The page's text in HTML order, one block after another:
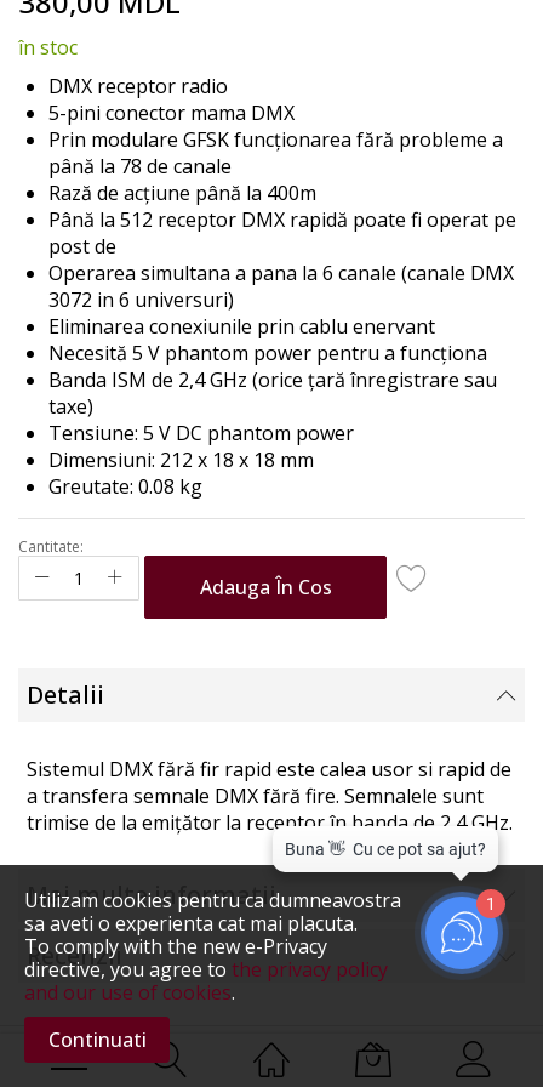
Utilizam cookies pentru ca dumneavostra
sa aveti o experienta cat mai placuta.
To comply with the new e-Privacy
directive, you agree to the privacy policy
and our use of cookies.
Continuati
beginning
of
the
images
gallery
în stoc
DMX receptor radio
5-pini conector mama DMX
Prin modulare GFSK funcționarea fără probleme a
până la 78 de canale
Rază de acțiune până la 400m
Până la 512 receptor DMX rapidă poate fi operat pe
post de
Operarea simultana a pana la 6 canale (canale DMX
3072 in 6 universuri)
Eliminarea conexiunile prin cablu enervant
Necesită 5 V phantom power pentru a funcționa
Banda ISM de 2,4 GHz (orice țară înregistrare sau
taxe)
Tensiune: 5 V DC phantom power
Dimensiuni: 212 x 18 x 18 mm
Greutate: 0.08 kg
Cantitate:
Adauga În Cos
Detalii
Sistemul DMX fără fir rapid este calea usor si rapid de
a transfera semnale DMX fără fire. Semnalele sunt
trimise de la emițător la receptor în banda de 2,4 GHz.
Mai multe informatii
Recenzii
1